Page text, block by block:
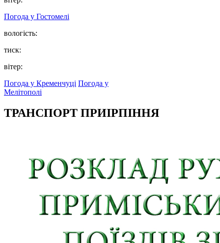
Погода у Гостомелі
вологість:
тиск:
вітер:
Погода у Кременчуці Погода у
Мелітополі
ТРАНСПОРТ ПРИІРПІННЯ